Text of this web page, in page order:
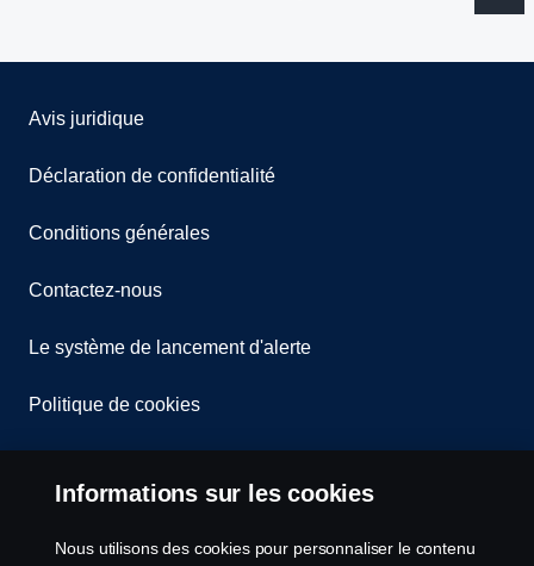
Avis juridique
Déclaration de confidentialité
Conditions générales
Contactez-nous
Le système de lancement d'alerte
Politique de cookies
Informations sur les cookies
Nous utilisons des cookies pour personnaliser le contenu